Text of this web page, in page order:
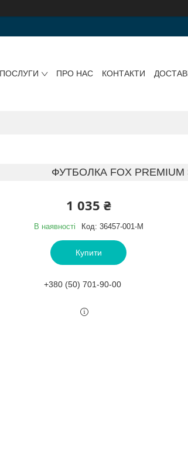
ПРО НАС КОНТАКТИ
ФУТБОЛКА FOX PREMIUM
1 035 ₴
В наявності Код: 36457-001-M
Купити
+380 (50) 701-90-00